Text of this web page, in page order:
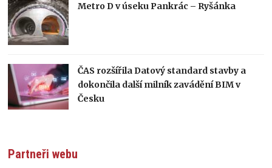
Metro D v úseku Pankrác – Ryšánka
ČAS rozšířila Datový standard stavby a
dokončila další milník zavádění BIM v
Česku
Partneři webu